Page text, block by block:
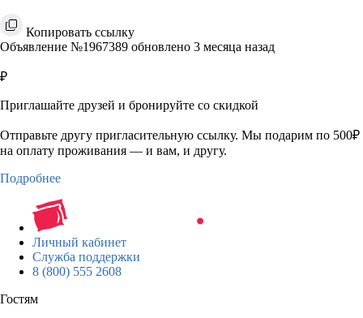
Копировать ссылку
Объявление №1967389 обновлено 3 месяца назад
₽
Приглашайте друзей и бронируйте со скидкой
Отправьте другу пригласительную ссылку. Мы подарим по 500₽
на оплату проживания — и вам, и другу.
Подробнее
Личный кабинет
Служба поддержки
8 (800) 555 2608
Гостям